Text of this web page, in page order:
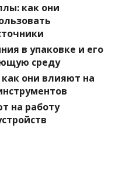
как они
в упаковке и его
среду
они влияют на
на работу